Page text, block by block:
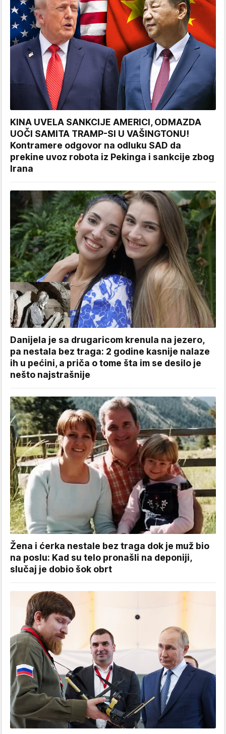
KINA UVELA SANKCIJE AMERICI, ODMAZDA
UOČI SAMITA TRAMP-SI U VAŠINGTONU!
Kontramere odgovor na odluku SAD da
prekine uvoz robota iz Pekinga i sankcije zbog
Irana
Danijela je sa drugaricom krenula na jezero,
pa nestala bez traga: 2 godine kasnije nalaze
ih u pećini, a priča o tome šta im se desilo je
nešto najstrašnije
Žena i ćerka nestale bez traga dok je muž bio
na poslu: Kad su telo pronašli na deponiji,
slučaj je dobio šok obrt